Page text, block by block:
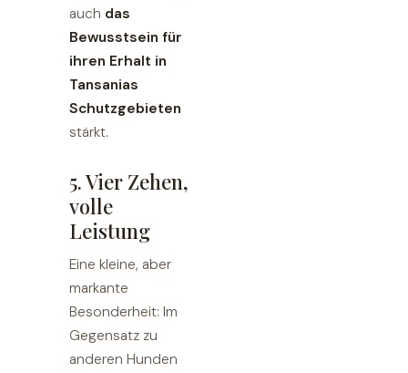
auch das
Bewusstsein für
ihren Erhalt in
Tansanias
Schutzgebieten
stärkt.
5. Vier Zehen,
volle
Leistung
Eine kleine, aber
markante
Besonderheit: Im
Gegensatz zu
anderen Hunden